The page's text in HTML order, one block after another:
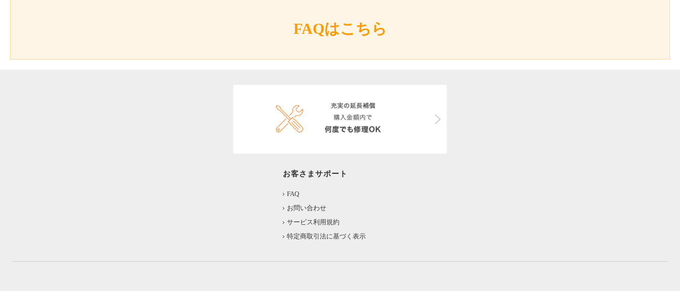
FAQはこちら
お客さまサポート
FAQ
お問い合わせ
サービス利用規約
特定商取引法に基づく表示